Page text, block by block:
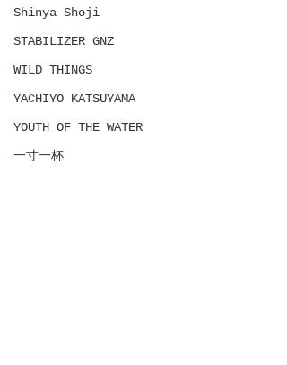
Shinya Shoji
STABILIZER GNZ
WILD THINGS
YACHIYO KATSUYAMA
YOUTH OF THE WATER
一寸一杯